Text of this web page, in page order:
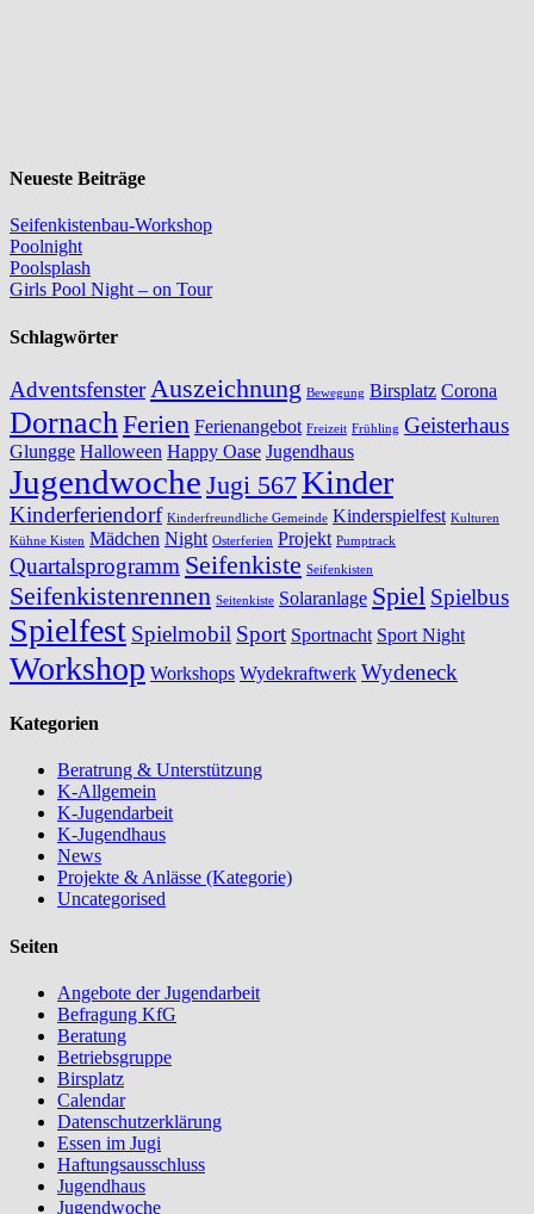
Neueste Beiträge
Seifenkistenbau-Workshop
Poolnight
Poolsplash
Girls Pool Night – on Tour
Schlagwörter
Adventsfenster Auszeichnung Bewegung Birsplatz Corona
Dornach Ferien Ferienangebot Freizeit Frühling Geisterhaus
Glungge Halloween Happy Oase Jugendhaus
Jugendwoche Jugi 567Kinder
Kinderferiendorf Kinderfreundliche Gemeinde Kinderspielfest Kulturen
Kühne Kisten Mädchen Night Osterferien Projekt Pumptrack
Quartalsprogramm Seifenkiste Seifenkisten
Seifenkistenrennen Seitenkiste Solaranlage Spiel Spielbus
Spielfest Spielmobil Sport Sportnacht Sport Night
Workshop Workshops Wydekraftwerk Wydeneck
Kategorien
Beratrung & Unterstützung
K-Allgemein
K-Jugendarbeit
K-Jugendhaus
News
Projekte & Anlässe (Kategorie)
Uncategorised
Seiten
Angebote der Jugendarbeit
Befragung KfG
Beratung
Betriebsgruppe
Birsplatz
Calendar
Datenschutzerklärung
Essen im Jugi
Haftungsausschluss
Jugendhaus
Jugendwoche